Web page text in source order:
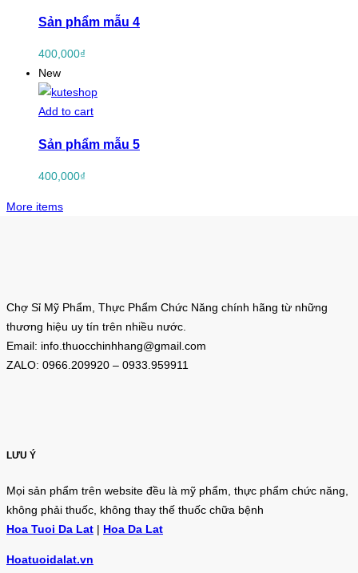
Sản phẩm mẫu 4
400,000₫
New
Add to cart
Sản phẩm mẫu 5
400,000₫
More items
Chợ Sỉ Mỹ Phẩm, Thực Phẩm Chức Năng chính hãng từ những
thương hiệu uy tín trên nhiều nước.
Email: info.thuocchinhhang@gmail.com
ZALO: 0966.209920 – 0933.959911
LƯU Ý
Mọi sản phẩm trên website đều là mỹ phẩm, thực phẩm chức năng,
không phải thuốc, không thay thế thuốc chữa bệnh
Hoa Tuoi Da Lat | Hoa Da Lat
Hoatuoidalat.vn